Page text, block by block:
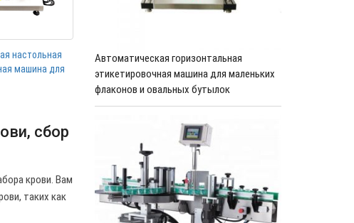
настольная
машина для
сбор
крови. Вам
таких как
Автоматическая горизонтальная
этикетировочная машина для маленьких
флаконов и овальных бутылок